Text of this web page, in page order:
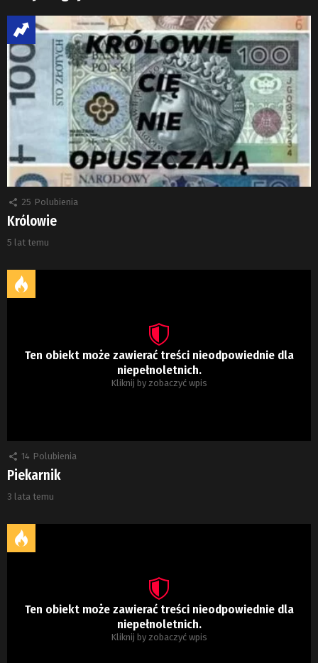
25 Polubienia
Królowie
5 lat temu
Ten obiekt może zawierać treści nieodpowiednie dla
niepełnoletnich.
Kliknij by zobaczyć wpis
14 Polubienia
Piekarnik
3 lata temu
Ten obiekt może zawierać treści nieodpowiednie dla
niepełnoletnich.
Kliknij by zobaczyć wpis